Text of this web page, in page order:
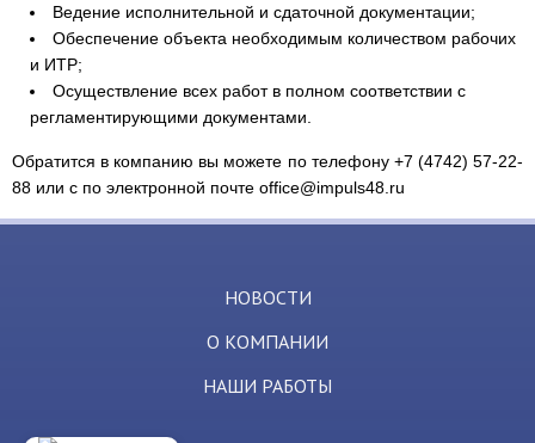
Ведение исполнительной и сдаточной документации;
Обеспечение объекта необходимым количеством рабочих
и ИТР;
Осуществление всех работ в полном соответствии с
регламентирующими документами.
Обратится в компанию вы можете по телефону +7 (4742) 57-22-
88 или с по электронной почте office@impuls48.ru
НОВОСТИ
О КОМПАНИИ
НАШИ РАБОТЫ